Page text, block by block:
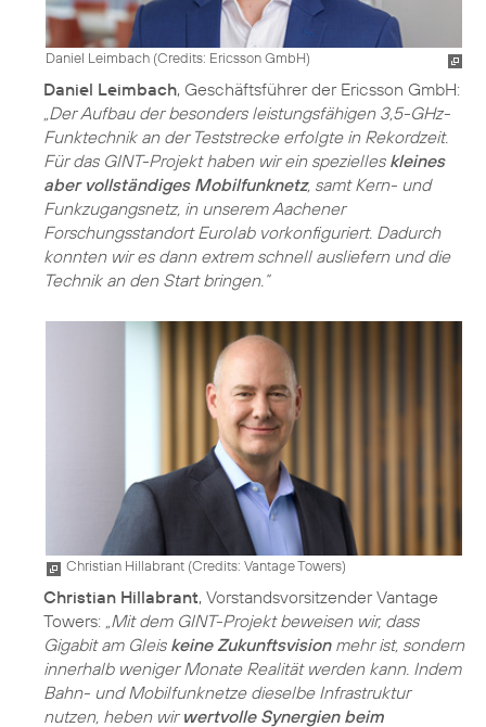
Daniel Leimbach (Credits: Ericsson GmbH)
Daniel Leimbach, Geschäftsführer der Ericsson GmbH:
„Der Aufbau der besonders leistungsfähigen 3,5-GHz-
Funktechnik an der Teststrecke erfolgte in Rekordzeit.
Für das GINT-Projekt haben wir ein spezielles kleines
aber vollständiges Mobilfunknetz, samt Kern- und
Funkzugangsnetz, in unserem Aachener
Forschungsstandort Eurolab vorkonfiguriert. Dadurch
konnten wir es dann extrem schnell ausliefern und die
Technik an den Start bringen.“
Christian Hillabrant (Credits: Vantage Towers)
Christian Hillabrant, Vorstandsvorsitzender Vantage
Towers: „Mit dem GINT-Projekt beweisen wir, dass
Gigabit am Gleis keine Zukunftsvisionmehr ist, sondern
innerhalb weniger Monate Realität werden kann. Indem
Bahn- und Mobilfunknetze dieselbe Infrastruktur
nutzen, heben wir wertvolle Synergien beim